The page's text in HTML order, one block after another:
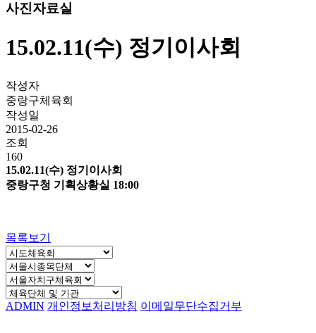
사진자료실
15.02.11(수) 정기이사회
작성자
중랑구체육회
작성일
2015-02-26
조회
160
15.02.11(수) 정기이사회
중랑구청 기획상황실 18:00
목록보기
ADMIN 개인정보처리방침 이메일무단수집거부